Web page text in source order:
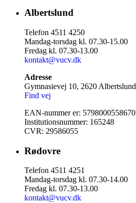
Albertslund
Telefon 4511 4250
Mandag-torsdag kl. 07.30-15.00
Fredag kl. 07.30-13.00
kontakt@vucv.dk
Adresse
Gymnasievej 10, 2620 Albertslund
Find vej
EAN-nummer er: 5798000558670
Institutionsnummer: 165248
CVR: 29586055
Rødovre
Telefon 4511 4251
Mandag-torsdag kl. 07.30-14.00
Fredag kl. 07.30-13.00
kontakt@vucv.dk